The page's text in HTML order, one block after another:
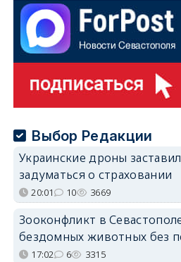
Выбор Редакции
Украинские дроны
задуматься о страховании
20:01 10 3669
Зооконфликт в
бездомных животных без
17:02 6 3315